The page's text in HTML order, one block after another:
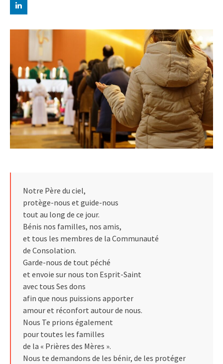
Notre Père du ciel,
protège-nous et guide-nous
tout au long de ce jour.
Bénis nos familles, nos amis,
et tous les membres de la Communauté
de Consolation.
Garde-nous de tout péché
et envoie sur nous ton Esprit-Saint
avec tous Ses dons
afin que nous puissions apporter
amour et réconfort autour de nous.
Nous Te prions également
pour toutes les familles
de la « Prières des Mères ».
Nous te demandons de les bénir, de les protéger